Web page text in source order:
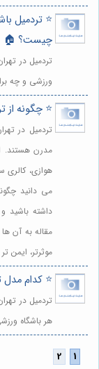
⭐️ تردمیل
چیست؟ 🏠
تردمیل در
ورزشی و چه
⭐️ چگونه از
تردمیل در
مدرن هستند.
هوازی، کالری
می دانید
داشته باشید
مقاله به آن
موثرتر،
⭐️ کدام
تردمیل در
هر باشگاه